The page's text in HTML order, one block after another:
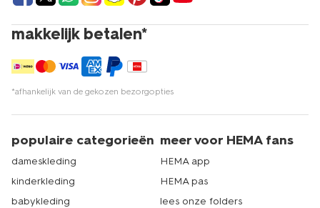
makkelijk betalen*
*afhankelijk van de gekozen bezorgopties
populaire categorieën
dameskleding
kinderkleding
babykleding
meer voor HEMA fans
HEMA app
HEMA pas
lees onze folders